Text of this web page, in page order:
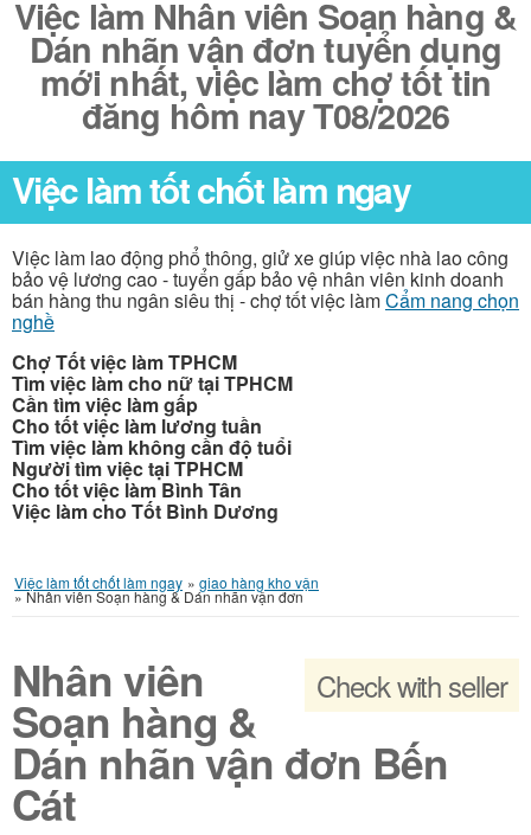
Việc làm Nhân viên Soạn hàng &
Dán nhãn vận đơn tuyển dụng
mới nhất, việc làm chợ tốt tin
đăng hôm nay T08/2026
Việc làm tốt chốt làm ngay
Việc làm lao động phổ thông, giử xe giúp việc nhà lao công
bảo vệ lương cao - tuyển gấp bảo vệ nhân viên kinh doanh
bán hàng thu ngân siêu thị - chợ tốt việc làmCẩm nang chọn
nghề
Chợ Tốt việc làm TPHCM
Tìm việc làm cho nữ tại TPHCM
Cần tìm việc làm gấp
Cho tốt việc làm lương tuần
Tìm việc làm không cần độ tuổi
Người tìm việc tại TPHCM
Cho tốt việc làm Bình Tân
Việc làm cho Tốt Bình Dương
Việc làm tốt chốt làm ngay » giao hàng kho vận
»Nhân viên Soạn hàng & Dán nhãn vận đơn
Check with seller
Nhân viên
Soạn hàng &
Dán nhãn vận đơn Bến
Cát